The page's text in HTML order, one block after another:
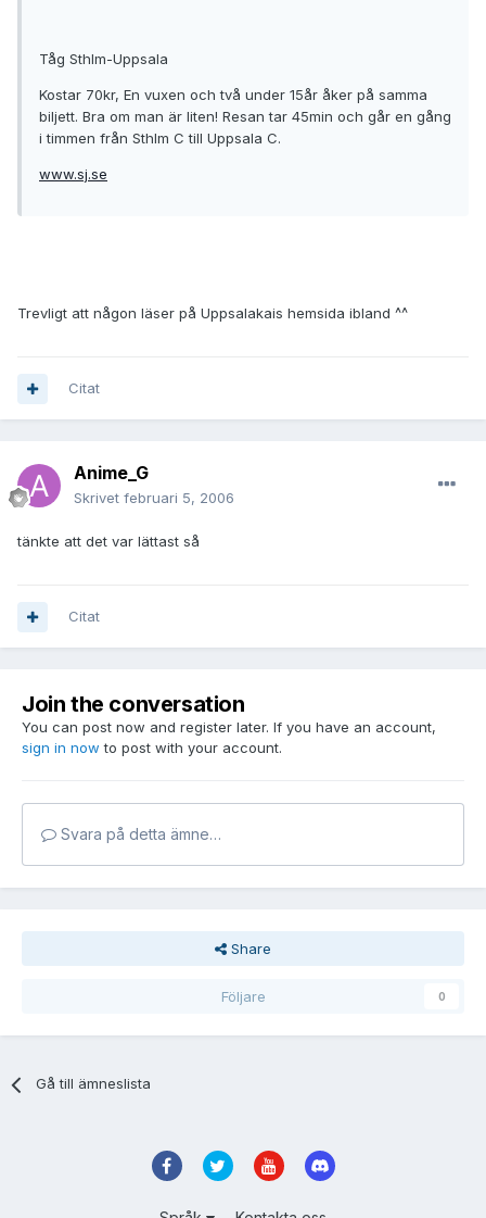
Tåg Sthlm-Uppsala
Kostar 70kr, En vuxen och två under 15år åker på samma
biljett. Bra om man är liten! Resan tar 45min och går en gång
i timmen från Sthlm C till Uppsala C.
www.sj.se
Trevligt att någon läser på Uppsalakais hemsida ibland ^^
Citat
Anime_G
Skrivet februari 5, 2006
tänkte att det var lättast så
Citat
Join the conversation
You can post now and register later. If you have an account,
sign in now to post with your account.
Svara på detta ämne…
Share
Följare 0
Gå till ämneslista